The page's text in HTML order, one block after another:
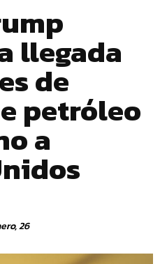
llegada
de
petróleo
a
26